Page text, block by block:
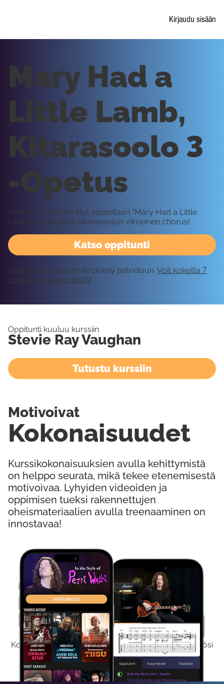
Kirjaudu sisään
Kokeile Ilmaiseksi
Kokeilemalla ilmaiseksi saat koko sisältömme käyttöösi
viikon ajaksi.
Katso oppitunti
Mary Had a
Little Lamb,
Kitarasoolo 3
-Opetus
Viimeistä viedään! Nyt opetellaan "Mary Had a Little
Lamb" -kappaleen kitarasoolon viimeinen chorus!
Vaatii kirjautumisen Rockway palveluun. Voit kokeilla 7
päivää ilmaiseksi tästä!
Oppitunti kuuluu kurssiin
Stevie Ray Vaughan
Tutustu kurssiin
Kurssikokonaisuuksien avulla kehittymistä
on helppo seurata, mikä tekee etenemisestä
motivoivaa. Lyhyiden videoiden ja
oppimisen tueksi rakennettujen
oheismateriaalien avulla treenaaminen on
innostavaa!
Kokonaisuudet
Motivoivat